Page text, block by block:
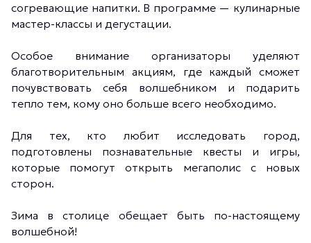
согревающие напитки. В программе — кулинарные
мастер-классы и дегустации.
Особое внимание организаторы уделяют
благотворительным акциям, где каждый сможет
почувствовать себя волшебником и подарить
тепло тем, кому оно больше всего необходимо.
Для тех, кто любит исследовать город,
подготовлены познавательные квесты и игры,
которые помогут открыть мегаполис с новых
сторон.
Зима в столице обещает быть по-настоящему
волшебной!